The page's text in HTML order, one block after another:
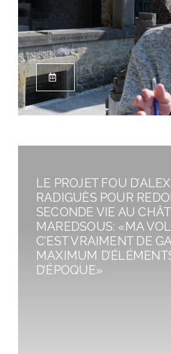
LE PROJET FOU
RADIGUÈS POUR
SECONDE VIE AU
MAREDSOUS: «MA
C’EST VRAIMENT DE
MAXIMUM
D’ÉPOQUE»